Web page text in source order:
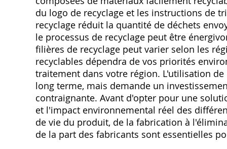
du logo de recyclage et les instructions de
recyclage réduit la quantité de déchets
le processus de recyclage peut être
filières de recyclage peut varier selon les
recyclables dépendra de vos priorités
traitement dans votre région. L'utilisation
long terme, mais demande un
contraignante. Avant d'opter pour une
et l'impact environnemental réel des
de vie du produit, de la fabrication à
de la part des fabricants sont essentielles